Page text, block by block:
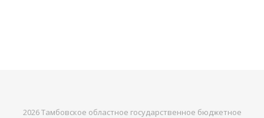
2026 Тамбовское областное государственное бюджетное